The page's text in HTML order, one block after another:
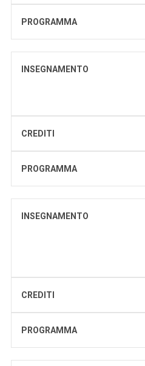
PROGRAMMA
INSEGNAMENTO
CREDITI
PROGRAMMA
INSEGNAMENTO
CREDITI
PROGRAMMA